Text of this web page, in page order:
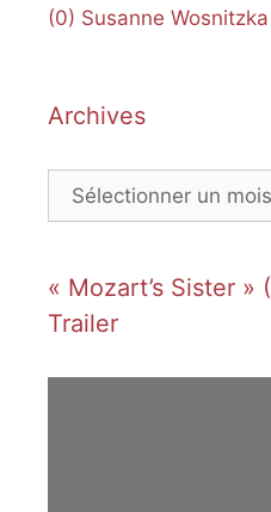
(0) Susanne Wosnitzka
Archives
Archives
« Mozart’s Sister
Trailer